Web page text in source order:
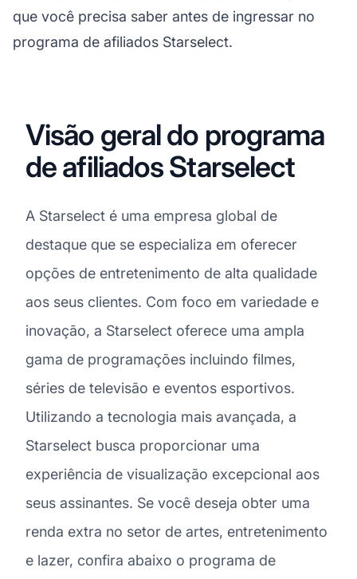
que você precisa saber antes de ingressar no
programa de afiliados Starselect.
Visão geral do programa
de afiliados Starselect
A Starselect é uma empresa global de
destaque que se especializa em oferecer
opções de entretenimento de alta qualidade
aos seus clientes. Com foco em variedade e
inovação, a Starselect oferece uma ampla
gama de programações incluindo filmes,
séries de televisão e eventos esportivos.
Utilizando a tecnologia mais avançada, a
Starselect busca proporcionar uma
experiência de visualização excepcional aos
seus assinantes. Se você deseja obter uma
renda extra no setor de artes, entretenimento
e lazer, confira abaixo o programa de